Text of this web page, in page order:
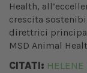
Health,
crescita
direttrici
MSD Animal
CITATI: HELENE